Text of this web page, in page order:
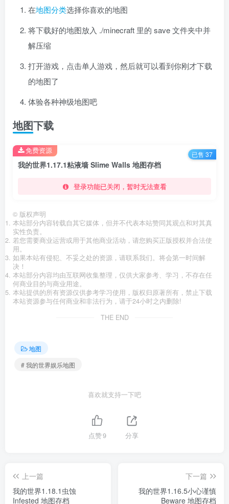
在地图分类选择你喜欢的地图
将下载好的地图放入 ./minecraft 里的 save 文件夹中并
解压缩
打开游戏，点击单人游戏，然后就可以看到你刚才下载
的地图了
体验各种神级地图吧
地图下载
我的世界1.17.1粘液墙 Slime Walls 地图存档
登录功能已关闭，暂时无法查看
免费资源 已售 37
© 版权声明
本站部分内容转载自其它媒体，但并不代表本站赞同其观点和对其真
实性负责。
若您需要商业运营或用于其他商业活动，请您购买正版授权并合法使
用。
如果本站有侵犯、不妥之处的资源，请联系我们。将会第一时间解
决！
本站部分内容均由互联网收集整理，仅供大家参考、学习，不存在任
何商业目的与商业用途。
本站提供的所有资源仅供参考学习使用，版权归原著所有，禁止下载
本站资源参与任何商业和非法行为，请于24小时之内删除!
THE END
地图
# 我的世界娱乐地图
喜欢就支持一下吧
点赞9 分享
上一篇
我的世界1.18.1虫蚀
Infested 地图存档
下一篇
我的世界1.16.5小心谨慎
Beware 地图存档